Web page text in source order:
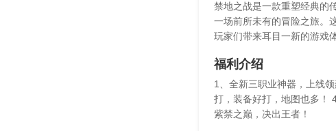
禁地之战是一款重塑经典的
一场前所未有的冒险之旅。
玩家们带来耳目一新的游戏体
福利介绍
1、全新三职业神器，上线
打，装备好打，地图也多！
紫禁之巅，决出王者！